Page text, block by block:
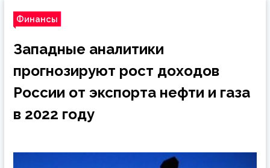
Финансы
Западные аналитики
прогнозируют рост доходов
России от экспорта нефти и газа
в 2022 году